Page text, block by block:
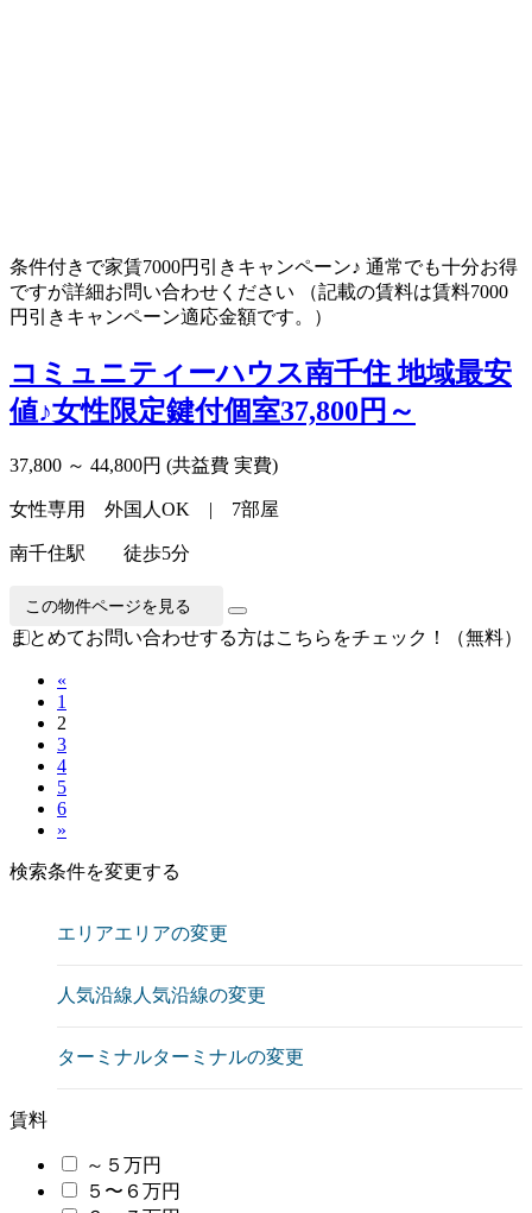
条件付きで家賃7000円引きキャンペーン♪ 通常でも十分お得
ですが詳細お問い合わせください （記載の賃料は賃料7000
円引きキャンペーン適応金額です。）
コミュニティーハウス南千住地域最安
値♪女性限定鍵付個室37,800円～
37,800 ～ 44,800円 (共益費 実費)
女性専用 外国人OK | 7部屋
南千住駅 徒歩5分
この物件ページを見る
まとめてお問い合わせする方はこちらをチェック！（無料）
«
1
2
3
4
5
6
»
検索条件を変更する
エリアエリアの変更
人気沿線 人気沿線の変更
ターミナルターミナルの変更
賃料
～５万円
５〜６万円